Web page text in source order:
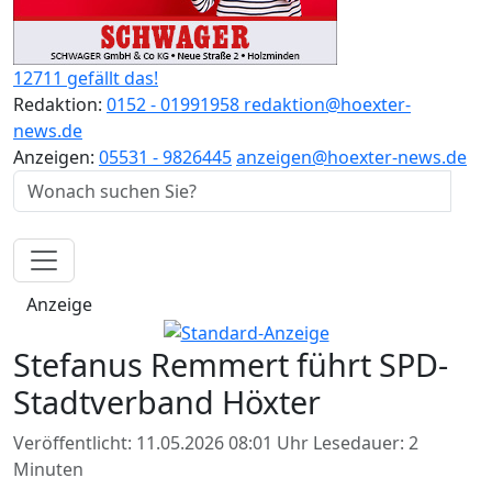
12711 gefällt das!
Redaktion: 0152 - 01991958 redaktion@hoexter-
news.de
Anzeigen: 05531 - 9826445anzeigen@hoexter-news.de
Anzeige
Stefanus Remmert führt SPD-
Stadtverband Höxter
Veröffentlicht: 11.05.2026 08:01 Uhr Lesedauer: 2
Minuten